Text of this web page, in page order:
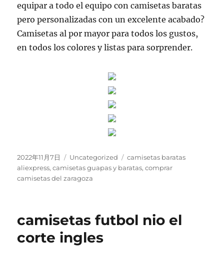
equipar a todo el equipo con camisetas baratas
pero personalizadas con un excelente acabado?
Camisetas al por mayor para todos los gustos,
en todos los colores y listas para sorprender.
Publicado
el
2022年11月7日 Categorías
Uncategorized Etiquetas
camisetas baratas
aliexpress,camisetas guapas y baratas,comprar
camisetas del zaragoza
camisetas futbol nio el
corte ingles